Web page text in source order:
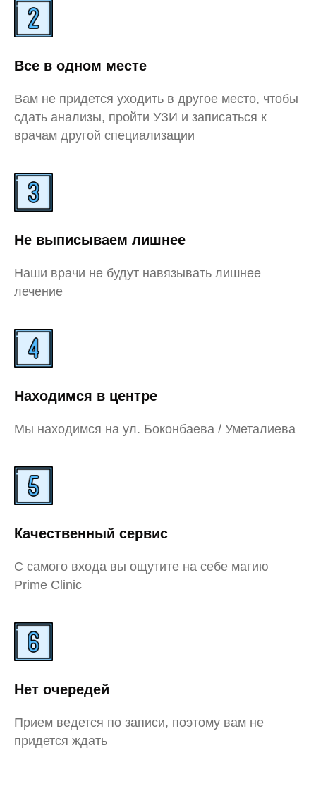
Все в одном месте
Вам не придется уходить в другое место, чтобы
сдать анализы, пройти УЗИ и записаться к
врачам другой специализации
Не выписываем лишнее
Наши врачи не будут навязывать лишнее
лечение
Находимся в центре
Мы находимся на ул. Боконбаева / Уметалиева
Качественный сервис
С самого входа вы ощутите на себе магию
Prime Clinic
Нет очередей
Прием ведется по записи, поэтому вам не
придется ждать